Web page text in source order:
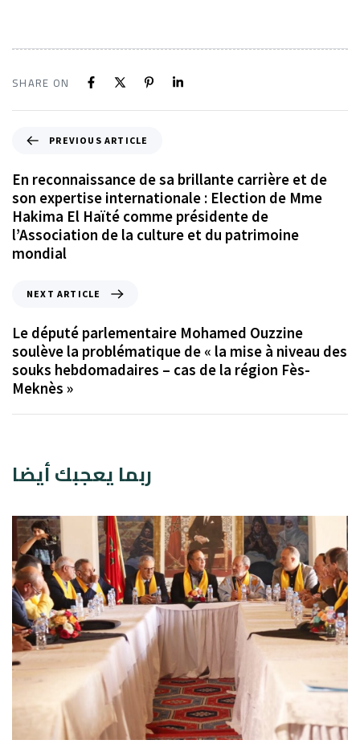
SHARE ON
PREVIOUS ARTICLE
En reconnaissance de sa brillante carrière et de
son expertise internationale : Election de Mme
Hakima El Haïté comme présidente de
l’Association de la culture et du patrimoine
mondial
NEXT ARTICLE
Le député parlementaire Mohamed Ouzzine
soulève la problématique de « la mise à niveau des
souks hebdomadaires – cas de la région Fès-
Meknès »
ربما يعجبك أيضا